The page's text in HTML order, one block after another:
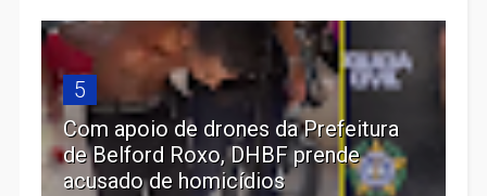
5
Com apoio de drones da Prefeitura
de Belford Roxo, DHBF prende
acusado de homicídios